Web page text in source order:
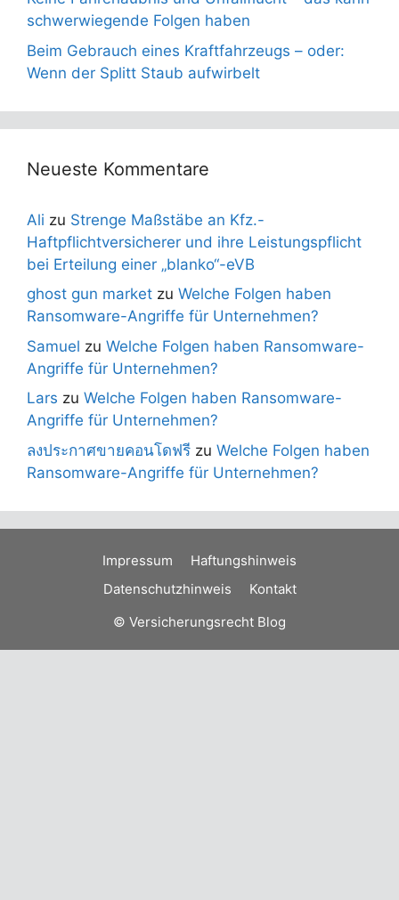
schwerwiegende Folgen haben
Beim Gebrauch eines Kraftfahrzeugs – oder:
Wenn der Splitt Staub aufwirbelt
Neueste Kommentare
Ali zu Strenge Maßstäbe an Kfz.-
Haftpflichtversicherer und ihre Leistungspflicht
bei Erteilung einer „blanko“-eVB
ghost gun market zu Welche Folgen haben
Ransomware-Angriffe für Unternehmen?
Samuel zu Welche Folgen haben Ransomware-
Angriffe für Unternehmen?
Lars zu Welche Folgen haben Ransomware-
Angriffe für Unternehmen?
ลงประกาศขายคอนโดฟรี zu Welche Folgen haben
Ransomware-Angriffe für Unternehmen?
Impressum
Haftungshinweis
Datenschutzhinweis
Kontakt
© Versicherungsrecht Blog